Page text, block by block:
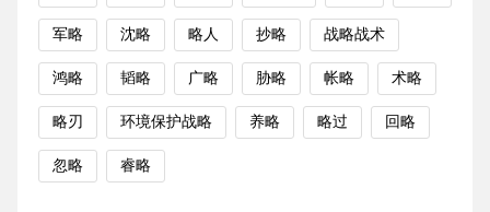
军略 沈略 略人 抄略 战略战术
鸿略 韬略 广略 胁略 帐略 术略
略刃 环境保护战略 养略 略过 回略
忽略 睿略